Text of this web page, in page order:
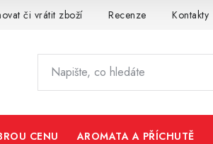
či vrátit zboží Recenze Kontakty
CENU AROMATA A PŘÍCHUTĚ